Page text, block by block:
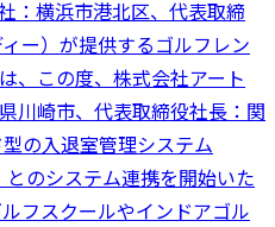
：横浜市港北区、代表取締
ー）が提供するゴルフレン
、この度、株式会社アート
川崎市、代表取締役社長：関
の入退室管理システム
とのシステム連携を開始いた
フスクールやインドアゴル